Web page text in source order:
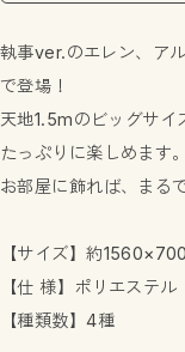
執事ver.のエレン、ア
で登場！
天地1.5mのビッグサイ
たっぷりに楽しめます。
お部屋に飾れば、まる
【サイズ】約
【仕 様】ポリエステル
【種類数】4種